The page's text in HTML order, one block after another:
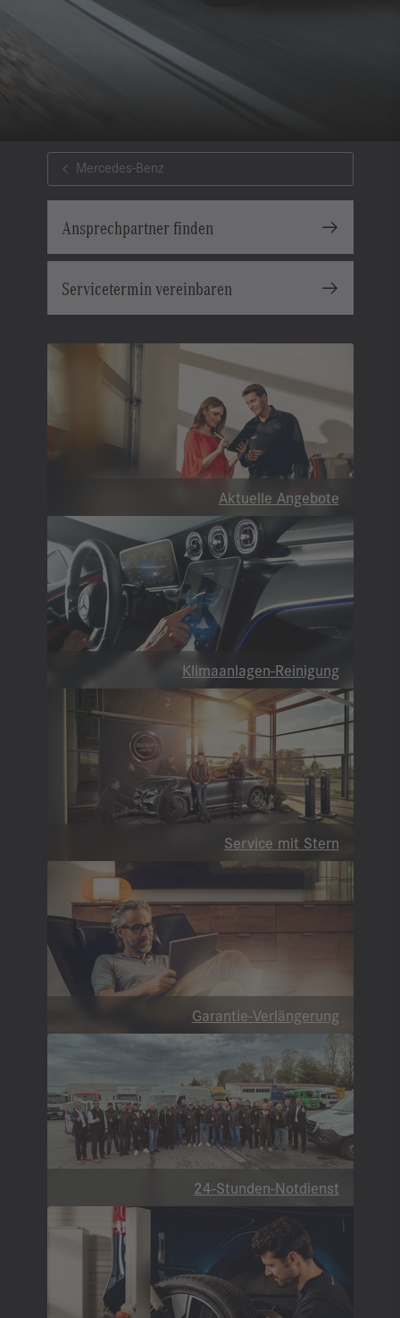
Mercedes-Benz
Ansprechpartner finden
Servicetermin vereinbaren
Aktuelle Angebote
Klimaanlagen-Reinigung
Service mit Stern
Garantie-Verlängerung
24-Stunden-Notdienst